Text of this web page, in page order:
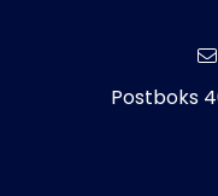
Postboks